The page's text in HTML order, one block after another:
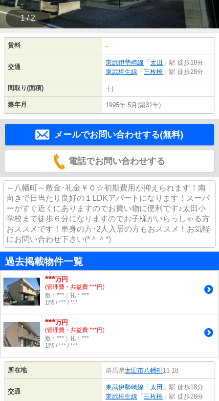
1 / 2
賃料 -
交通
東武伊勢崎線 「 太田 」駅 徒歩18分
東武桐生線 「 三枚橋 」駅 徒歩28分
間取り(面積) -(-)
築年月 1995年 5月(築31年)
メールでお問い合わせする(無料)
電話でお問い合わせする
～八幡町～敷金･礼金￥０☆初期費用が抑えられます！南
向きで日当たり良好の１LDKアパートになります！スーパ
ーがすぐ近くにありますのでお買い物に便利です♪太田小
学校まで徒歩６分になりますのでお子様がいらっしゃる方
おススメです！単身の方･2人入居の方もおススメ！お気軽
にお問い合わせ下さい(*＾＾*)
過去掲載物件一覧
***万円
(管理費・共益費 ***円)
敷：***｜礼：***
1階 / *** / ***
***万円
(管理費・共益費 ***円)
敷：***｜礼：***
1階 / *** / ***
所在地 群馬県太田市八幡町11-18
交通
東武伊勢崎線 「 太田 」駅 徒歩18分
東武桐生線 「 三枚橋 」駅 徒歩28分